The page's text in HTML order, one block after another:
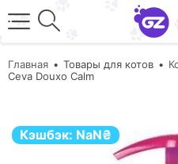
Главная Товары для котов
Ceva Douxo Calm
Кэшбэк: NaN₴